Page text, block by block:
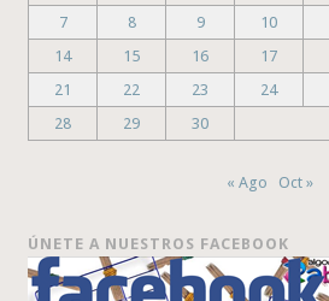
7
8 9 10
14
15 16 17
21
22 23 24
28
29 30
« Ago Oct »
ÚNETE A NUESTROS FACEBOOK